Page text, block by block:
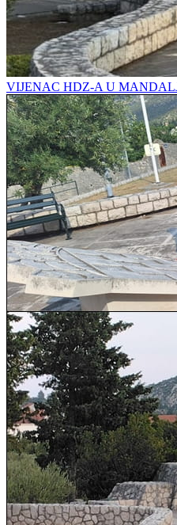
VIJENAC HDZ-A U